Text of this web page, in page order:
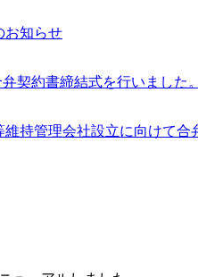
お知らせ
契約書締結式を行いました。
持管理会社設立に向けて合